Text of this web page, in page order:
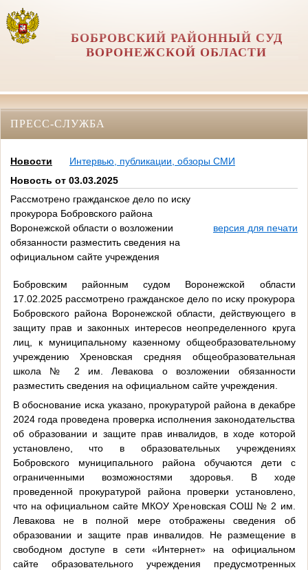
БОБРОВСКИЙ РАЙОННЫЙ СУД
ВОРОНЕЖСКОЙ ОБЛАСТИ
ПРЕСС-СЛУЖБА
Новости
Интервью, публикации, обзоры СМИ
Новость от 03.03.2025
Рассмотрено гражданское дело по иску
прокурора Бобровского района
Воронежской области о возложении
обязанности разместить сведения на
официальном сайте учреждения
версия для печати
Бобровским районным судом Воронежской области
17.02.2025 рассмотрено гражданское дело по иску прокурора
Бобровского района Воронежской области, действующего в
защиту прав и законных интересов неопределенного круга
лиц, к муниципальному казенному общеобразовательному
учреждению Хреновская средняя общеобразовательная
школа № 2 им. Левакова о возложении обязанности
разместить сведения на официальном сайте учреждения.
В обоснование иска указано, прокуратурой района в декабре
2024 года проведена проверка исполнения законодательства
об образовании и защите прав инвалидов, в ходе которой
установлено, что в образовательных учреждениях
Бобровского муниципального района обучаются дети с
ограниченными возможностями здоровья. В ходе
проведенной прокуратурой района проверки установлено,
что на официальном сайте МКОУ Хреновская СОШ № 2 им.
Левакова не в полной мере отображены сведения об
образовании и защите прав инвалидов. Не размещение в
свободном доступе в сети «Интернет» на официальном
сайте образовательного учреждения предусмотренных